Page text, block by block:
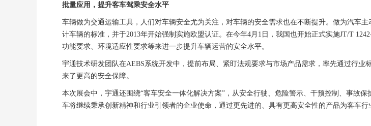
批量应用，提升客车驾乘安全水平
车辆做为交通运输工具，人们对车辆安全尤为关注，对车辆的安全需求也在不断提升。做为汽车
计车辆的标准，并于2013年开始强制实施欧盟认证。在今年4月1日，我国也开始正式实施JT/T
功能要求、环境适应性要求等来进一步提升车辆运营的安全水平。
宇通技术研发团队在AEBS系统开发中，提前布局、紧盯法规要求与市场产品需求，率先通过行
来了更高的安全保障。
本次展会中，宇通还围绕“客车安全一体化解决方案”，从安全行驶、危险警示、干预控制、事故
车将继续秉承创新精神和行业引领者的企业使命，通过更先进的、具有更高安全性的产品为客车行